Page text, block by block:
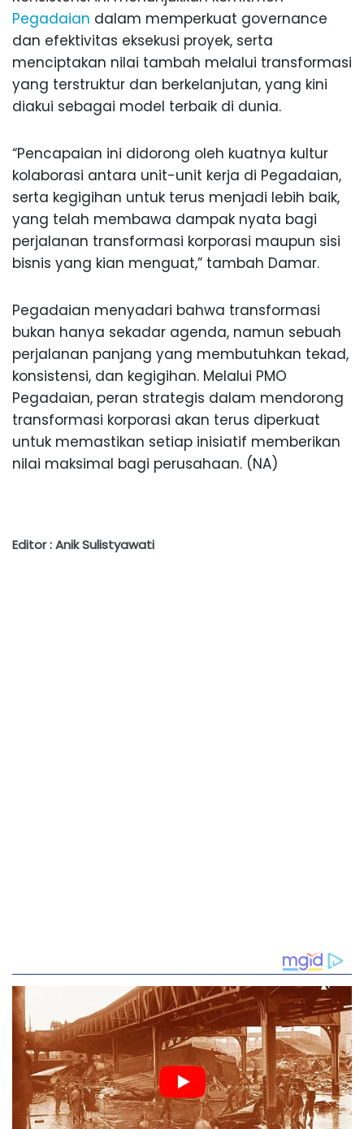
Pegadaian dalam memperkuat governance
dan efektivitas eksekusi proyek, serta
menciptakan nilai tambah melalui transformasi
yang terstruktur dan berkelanjutan, yang kini
diakui sebagai model terbaik di dunia.
“Pencapaian ini didorong oleh kuatnya kultur
kolaborasi antara unit-unit kerja di Pegadaian,
serta kegigihan untuk terus menjadi lebih baik,
yang telah membawa dampak nyata bagi
perjalanan transformasi korporasi maupun sisi
bisnis yang kian menguat,” tambah Damar.
Pegadaian menyadari bahwa transformasi
bukan hanya sekadar agenda, namun sebuah
perjalanan panjang yang membutuhkan tekad,
konsistensi, dan kegigihan. Melalui PMO
Pegadaian, peran strategis dalam mendorong
transformasi korporasi akan terus diperkuat
untuk memastikan setiap inisiatif memberikan
nilai maksimal bagi perusahaan. (NA)
Editor : Anik Sulistyawati